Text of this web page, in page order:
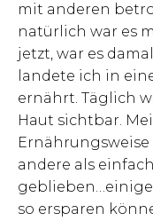
mit anderen
natürlich war es
jetzt, war es
landete ich in
ernährt. Täglich
Haut sichtbar.
Ernährungsweise
andere als
so ersparen